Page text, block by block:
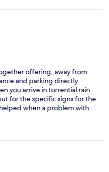
offering, away from
and parking directly
you arrive in torrential rain
for the specific signs for the
when a problem with
late into the evening,
when I messaged
of this, but the reality is I had
a long time! The pillows are
sleeps with a firm pillow